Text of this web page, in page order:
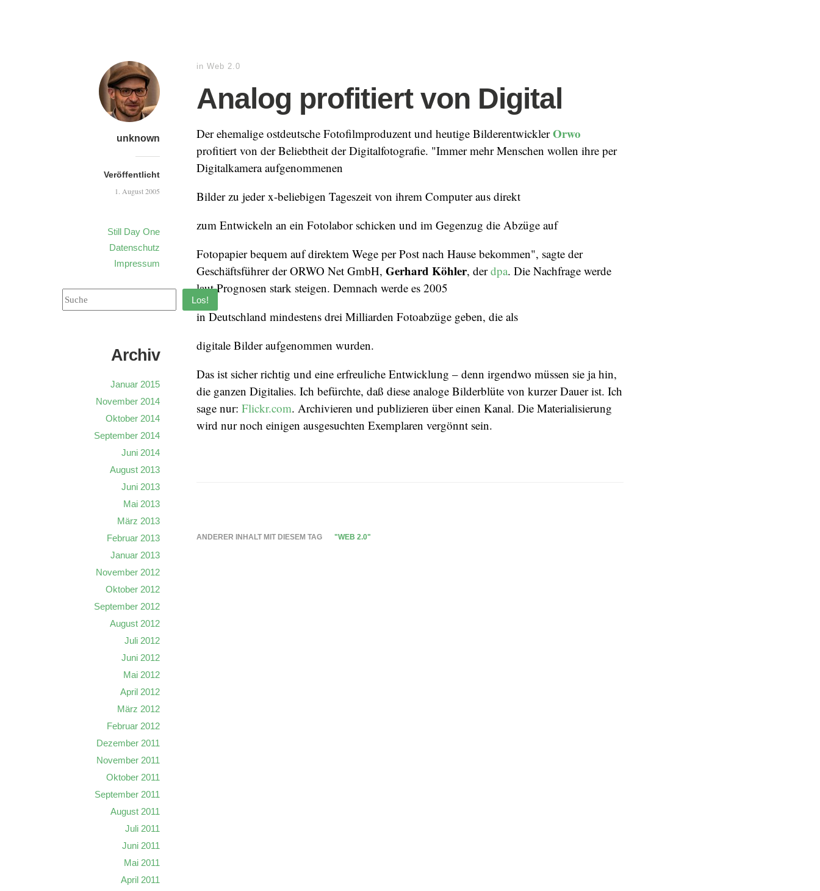
unknown
Veröffentlicht
1. August 2005
Still Day One
Datenschutz
Impressum
in Web 2.0
Analog profitiert von Digital
Der ehemalige ostdeutsche Fotofilmproduzent und heutige BilderentwicklerOrwo
profitiert von der Beliebtheit der Digitalfotografie. "Immer mehr Menschen wollen ihre per
Digitalkamera aufgenommenen
Bilder zu jeder x-beliebigen Tageszeit von ihrem Computer aus direkt
zum Entwickeln an ein Fotolabor schicken und im Gegenzug die Abzüge auf
Fotopapier bequem auf direktem Wege per Post nach Hause bekommen", sagte der
Geschäftsführer der ORWO Net GmbH, Gerhard Köhler, derdpa. Die Nachfrage werde
laut Prognosen stark steigen. Demnach werde es 2005
in Deutschland mindestens drei Milliarden Fotoabzüge geben, die als
digitale Bilder aufgenommen wurden.
Das ist sicher richtig und eine erfreuliche Entwicklung – denn irgendwo müssen sie ja hin,
die ganzen Digitalies. Ich befürchte, daß diese analoge Bilderblüte von kurzer Dauer ist. Ich
sage nur: Flickr.com. Archivieren und publizieren über einen Kanal. Die Materialisierung
wird nur noch einigen ausgesuchten Exemplaren vergönnt sein.
ANDERER INHALT MIT DIESEM TAG "WEB 2.0"
Los!
Archiv
Januar 2015
November 2014
Oktober 2014
September 2014
Juni 2014
August 2013
Juni 2013
Mai 2013
März 2013
Februar 2013
Januar 2013
November 2012
Oktober 2012
September 2012
August 2012
Juli 2012
Juni 2012
Mai 2012
April 2012
März 2012
Februar 2012
Dezember 2011
November 2011
Oktober 2011
September 2011
August 2011
Juli 2011
Juni 2011
Mai 2011
April 2011